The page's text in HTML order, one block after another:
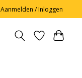
Aanmelden / Inloggen